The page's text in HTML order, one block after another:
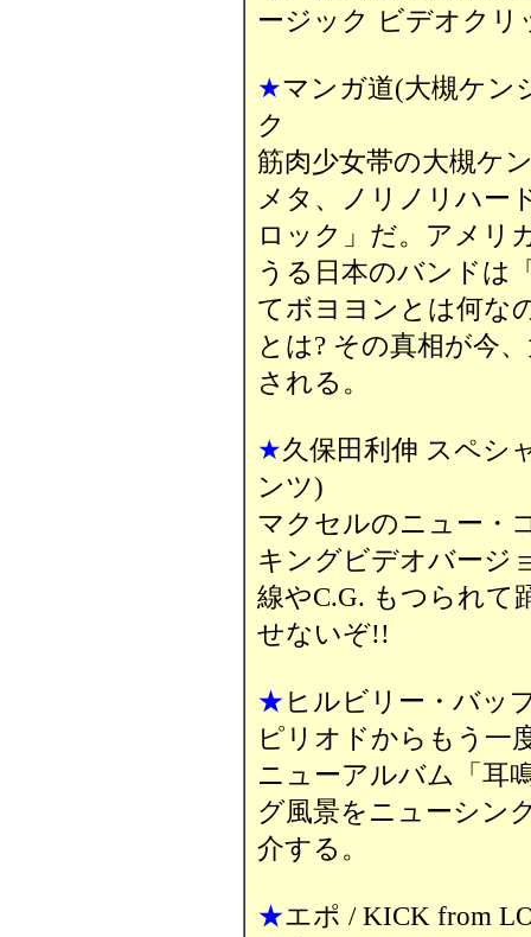
ージック ビデオク
★マンガ道(大槻ケン
ク
筋肉少女帯の大槻ケ
メタ、ノリノリハー
ロック」だ。アメリ
うる日本のバンドは
てボヨヨンとは何な
とは? その真相が今
される。
★久保田利伸 スペ
ンツ)
マクセルのニュー・
キングビデオバージ
線やC.G. もつられて
せないぞ!!
★ ヒルビリー・バッ
ピリオドからもう一
ニューアルバム「耳
グ風景をニューシン
介する。
★エポ / KICK from